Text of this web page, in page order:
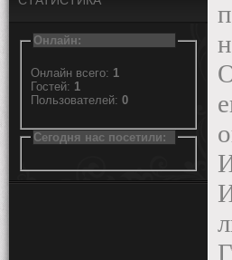
Онлайн:
Онлайн всего: 1
Гостей: 1
Пользователей: 0
Сегодня нас посетили: